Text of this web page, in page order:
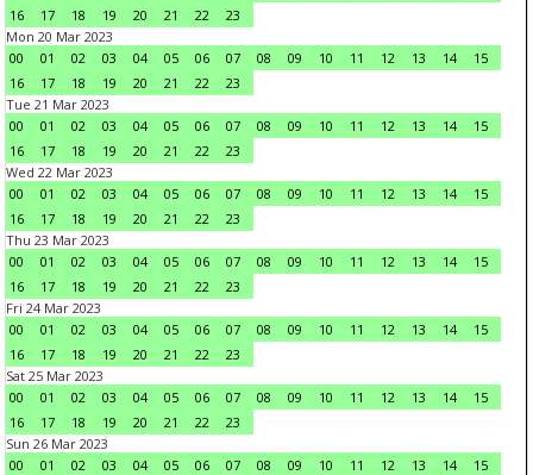
16
17 18 19 20 21 22
23
Mon 20 Mar 2023
00
01 02 03 04 05 06 07 08 09 10 11 12 13 14
15
16
17 18 19 20 21 22
23
Tue 21 Mar 2023
00
01 02 03 04 05 06 07 08 09 10 11 12 13 14
15
16
17 18 19 20 21 22
23
Wed 22 Mar 2023
00
01 02 03 04 05 06 07 08 09 10 11 12 13 14
15
16
17 18 19 20 21 22
23
Thu 23 Mar 2023
00
01 02 03 04 05 06 07 08 09 10 11 12 13 14
15
16
17 18 19 20 21 22
23
Fri 24 Mar 2023
00
01 02 03 04 05 06 07 08 09 10 11 12 13 14
15
16
17 18 19 20 21 22
23
Sat 25 Mar 2023
00
01 02 03 04 05 06 07 08 09 10 11 12 13 14
15
16
17 18 19 20 21 22
23
Sun 26 Mar 2023
00
01 02 03 04 05 06 07 08 09 10 11 12 13 14
15